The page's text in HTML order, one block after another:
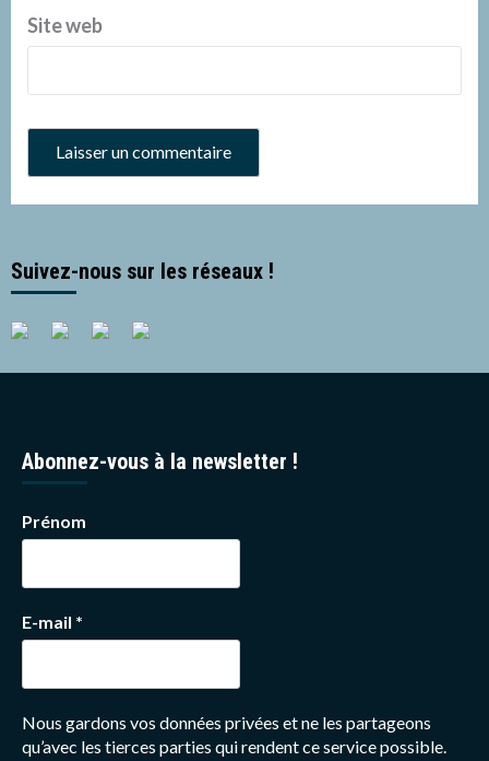
Site web
Suivez-nous sur les réseaux !
Abonnez-vous à la newsletter !
Prénom
E-mail *
Nous gardons vos données privées et ne les partageons
qu’avec les tierces parties qui rendent ce service possible.